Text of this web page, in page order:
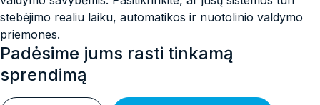
stebėjimo realiu laiku, automatikos ir nuotolinio valdymo
priemones.
Padėsime jums rasti tinkamą
sprendimą